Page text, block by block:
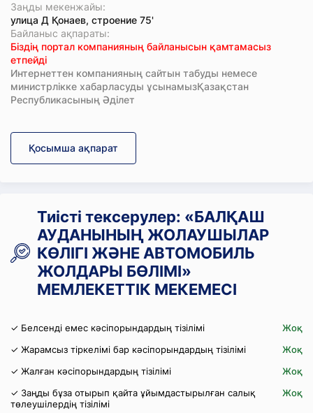
Заңды мекенжайы:
улица Д Қонаев, строение 75'
Байланыс ақпараты:
Біздің портал компанияның байланысын қамтамасыз
етпейді
Интернеттен компанияның сайтын табуды немесе
министрлікке хабарласуды ұсынамызҚазақстан
Республикасының Әділет
Қосымша ақпарат
Тиісті тексерулер: «БАЛҚАШ
АУДАНЫНЫҢ ЖОЛАУШЫЛАР
КӨЛІГІ ЖӘНЕ АВТОМОБИЛЬ
ЖОЛДАРЫ БӨЛІМІ»
МЕМЛЕКЕТТІК МЕКЕМЕСІ
✓ Белсенді емес кәсіпорындардың тізілімі
Жоқ
✓ Жарамсыз тіркелімі бар кәсіпорындардың тізілімі
Жоқ
✓ Жалған кәсіпорындардың тізілімі
Жоқ
✓ Заңды бұза отырып қайта ұйымдастырылған салық
төлеушілердің тізілімі
Жоқ